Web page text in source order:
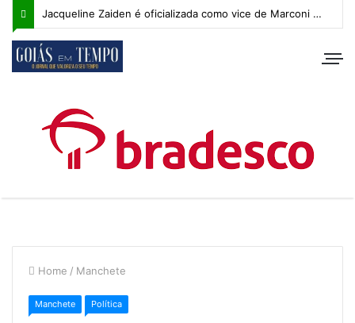
Jacqueline Zaiden é oficializada como vice de Marconi Perillo; veja os detalhes do anúncio
Home / Manchete
Manchete Política